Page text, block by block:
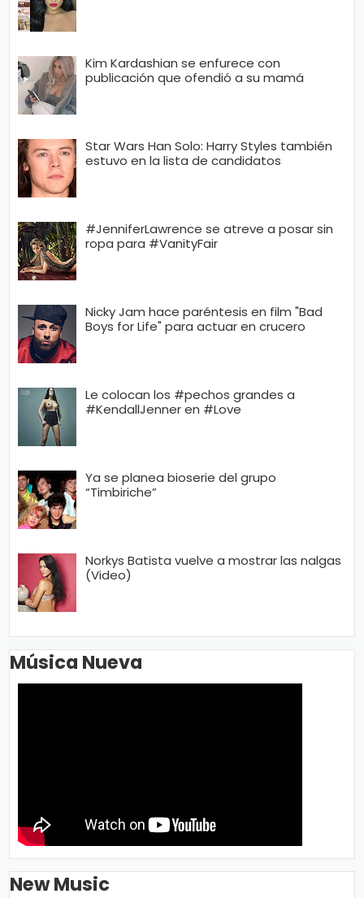
Kim Kardashian se enfurece con
publicación que ofendió a su mamá
Star Wars Han Solo: Harry Styles también
estuvo en la lista de candidatos
#JenniferLawrence se atreve a posar sin
ropa para #VanityFair
Nicky Jam hace paréntesis en film "Bad
Boys for Life" para actuar en crucero
Le colocan los #pechos grandes a
#KendallJenner en #Love
Ya se planea bioserie del grupo
“Timbiriche”
Norkys Batista vuelve a mostrar las nalgas
(Video)
Música Nueva
New Music